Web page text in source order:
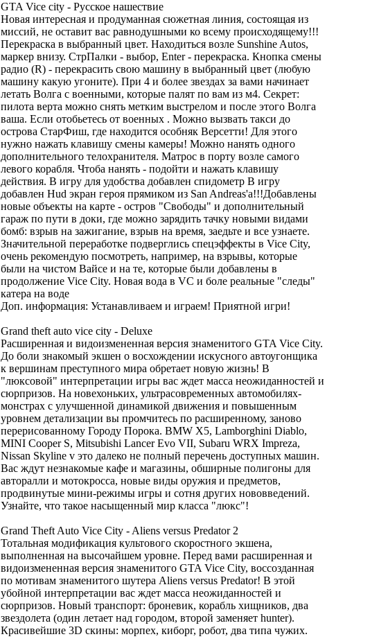
GTA Vice city - Русское нашествие
Новая интересная и продуманная сюжетная линия, состоящая из
миссий, не оставит вас равнодушными ко всему происходящему!!!
Перекраска в выбранный цвет. Находиться возле Sunshine Autos,
маркер внизу. СтрПалки - выбор, Enter - перекраска. Кнопка смены
радио (R) - перекрасить свою машину в выбранный цвет (любую
машину какую угоните). При 4 и более звездах за вами начинает
летать Волга с военными, которые палят по вам из м4. Секрет:
пилота верта можно снять метким выстрелом и после этого Волга
ваша. Если отобьетесь от военных . Можно вызвать такси до
острова СтарФиш, где находится особняк Версетти! Для этого
нужно нажать клавишу смены камеры! Можно нанять одного
дополнительного телохранителя. Матрос в порту возле самого
левого корабля. Чтоба нанять - подойти и нажать клавишу
действия. В игру для удобства добавлен спидометр В игру
добавлен Hud экран героя прямиком из San Andreas'а!!!Добавлены
новые объекты на карте - остров "Свободы" и дополнительный
гараж по пути в доки, где можно зарядить тачку новыми видами
бомб: взрыв на зажигание, взрыв на время, заедьте и все узнаете.
Значительной переработке подверглись спецэффекты в Vice City,
очень рекомендую посмотреть, например, на взрывы, которые
были на чистом Вайсе и на те, которые были добавлены в
продолжение Vice City. Новая вода в VC и боле реальные "следы"
катера на воде
Доп. информация: Устанавливаем и играем! Приятной игри!
Grand theft auto vice city - Deluxe
Расширенная и видоизмененная версия знаменитого GTA Vice City.
До боли знакомый экшен о восхождении искусного автоугонщика
к вершинам преступного мира обретает новую жизнь! В
"люксовой" интерпретации игры вас ждет масса неожиданностей и
сюрпризов. На новехоньких, ультрасовременных автомобилях-
монстрах с улучшенной динамикой движения и повышенным
уровнем детализации вы промчитесь по расширенному, заново
перерисованному Городу Порока. BMW X5, Lamborghini Diablo,
MINI Cooper S, Mitsubishi Lancer Evo VII, Subaru WRX Impreza,
Nissan Skyline v это далеко не полный перечень доступных машин.
Вас ждут незнакомые кафе и магазины, обширные полигоны для
авторалли и мотокросса, новые виды оружия и предметов,
продвинутые мини-режимы игры и сотня других нововведений.
Узнайте, что такое насыщенный мир класса "люкс"!
Grand Theft Auto Vice City - Aliens versus Predator 2
Тотальная модификация культового скоростного экшена,
выполненная на высочайшем уровне. Перед вами расширенная и
видоизмененная версия знаменитого GTA Vice City, воссозданная
по мотивам знаменитого шутера Aliens versus Predator! В этой
убойной интерпретации вас ждет масса неожиданностей и
сюрпризов. Новый транспорт: броневик, корабль хищников, два
звездолета (один летает над городом, второй заменяет hunter).
Красивейшие 3D скины: морпех, киборг, робот, два типа чужих.